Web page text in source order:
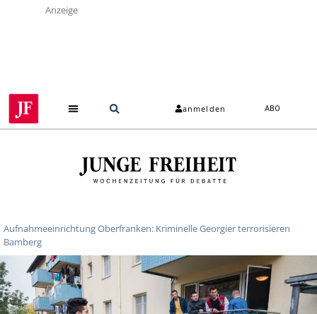
Anzeige
anmelden ABO
Aufnahmeeinrichtung Oberfranken: Kriminelle Georgier terrorisieren
Bamberg